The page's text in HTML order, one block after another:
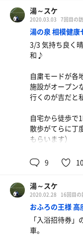
しい♪
何度爆風を受け
波を頂きフラフ
露天でブッ飛び
で優しい風を後
別館「大樽」へ
超ハッピーアワ
の〆。
小雨降る外気浴
打ちつける雨に
へ移動し休憩
フルチンで微睡
ストーブ前でダ
最終セットは彼
ウフグース。
ストーブ前の3
20名程で賑わう
大学生風の熱波
水をゆっくり
かったよ。あり
ガッシングシャ
〆。
湯上り、メガジ
受付のおっちゃ
円、計670円を
暖簾をくぐると
の貼り紙がある
ない。
ロッカーにリュ
へ。
いわゆる昭和の
黄色のケロリン
オープン。
シャンプーやボ
身を清めた後、
をそっと開く。
湯～スケ
2020.03.03 7回目の
湯の泉 相模健康
3/3 気持ち良く
和♪
自粛モードが各
施設がオープン
行くのが吉だと
自宅から徒歩で
散歩がてらに丁
もらいます）
途中「うまいョ
ラーメン（も
小川がチョロチ
ォーキングは上
館。
幸運に感謝し
受付へ。
9
湯～スケ
2020.02.28 16回目の
おふろの王様 高
「入浴招待券
車。